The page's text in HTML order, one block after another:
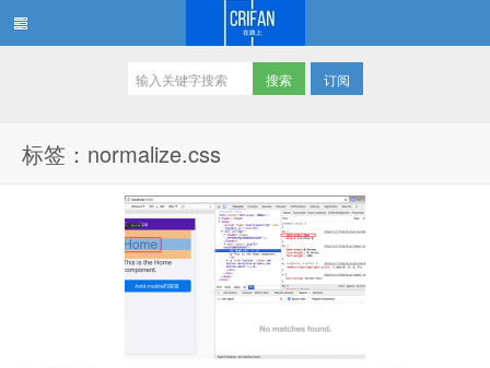
订阅
标签：normalize.css